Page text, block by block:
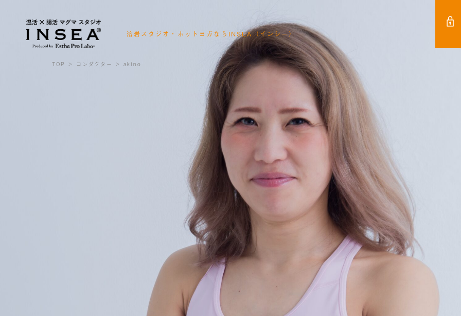
溶岩スタジオ・ホットヨガならINSEA（インシー）
お得なキャンペーン情報
TOP コンダクター akino